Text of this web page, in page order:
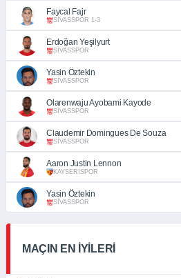
Faycal Fajr
SİVASSPOR 1-3
Erdoğan Yeşilyurt
SİVASSPOR
Yasin Öztekin
SİVASSPOR
Olarenwaju Ayobami Kayode
SİVASSPOR
Claudemir Domingues De Souza
SİVASSPOR
Aaron Justin Lennon
KAYSERİSPOR
Yasin Öztekin
SİVASSPOR
MAÇIN EN İYİLERİ